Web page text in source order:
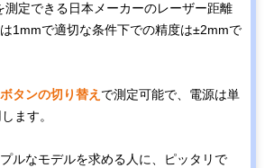
定できる日本メーカーのレーザー距離
1mmで適切な条件下での精度は±2mmで
タンの切り替え で測定可能で、電源は単
ます。
ルなモデルを求める人に、ピッタリで